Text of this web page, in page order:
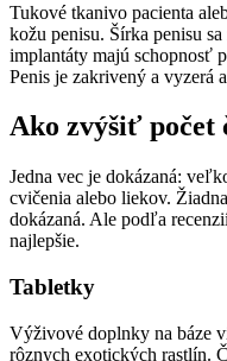
Tukové tkanivo pacienta
kožu penisu. Šírka penisu
implantáty majú schopnosť
Penis je zakrivený a vyzerá
Ako zvýšiť počet
Jedna vec je dokázaná:
cvičenia alebo liekov.
dokázaná. Ale podľa
najlepšie.
Tabletky
Výživové doplnky na báze
rôznych exotických rastlín.